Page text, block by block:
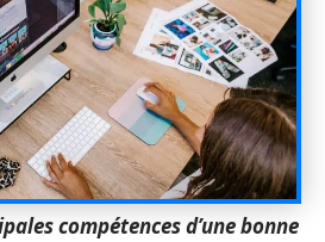
compétences d’une bonne